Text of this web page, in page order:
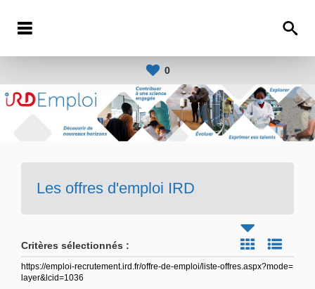
0
Les offres d'emploi IRD
Critères sélectionnés :
https://emploi-recrutement.ird.fr/offre-de-emploi/liste-offres.aspx?mode=
layer&lcid=1036